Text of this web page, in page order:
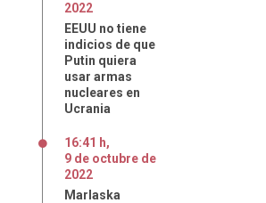
2022
EEUU no tiene
indicios de que
Putin quiera
usar armas
nucleares en
Ucrania
16:41 h,
9 de octubre de
2022
Marlaska